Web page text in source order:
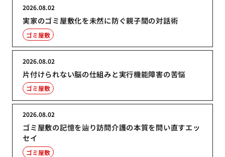
実家のゴミ屋敷化を未然に防ぐ親子間の対話術
2026.08.02
ゴミ屋敷
片付けられない脳の仕組みと実行機能障害の苦悩
2026.08.02
ゴミ屋敷
ゴミ屋敷の記憶を辿り訪問介護の本質を問い直すエッ
セイ
2026.08.02
ゴミ屋敷